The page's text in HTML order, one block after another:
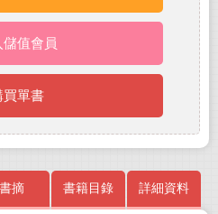
儲值會員
買單書
書摘 書籍目錄 詳細資料